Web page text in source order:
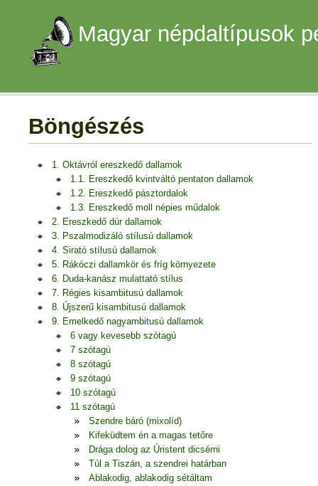
Magyar népdaltípusok
Böngészés
1. Oktávról ereszkedő dallamok
1.1. Ereszkedő kvintváltó pentaton dallamok
1.2. Ereszkedő pásztordalok
1.3. Ereszkedő moll népies műdalok
2. Ereszkedő dúr dallamok
3. Pszalmodizáló stílusú dallamok
4. Sirató stílusú dallamok
5. Rákóczi dallamkör és fríg környezete
6. Duda-kanász mulattató stílus
7. Régies kisambitusú dallamok
8. Újszerű kisambitusú dallamok
9. Emelkedő nagyambitusú dallamok
6 vagy kevesebb szótagú
7 szótagú
8 szótagú
9 szótagú
10 szótagú
11 szótagú
Szendre báró (mixolíd)
Kifeküdtem én a magas tetőre
Drága dolog az Úristent dicsérni
Túl a Tiszán, a szendrei határban
Ablakodig, ablakodig sétáltam